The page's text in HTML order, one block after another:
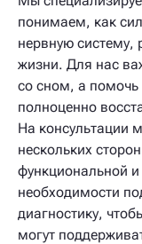
понимаем, как
нервную систему,
жизни. Для нас
со сном, а помочь
полноценно
На консультации
нескольких
функциональной
необходимости
диагностику,
могут